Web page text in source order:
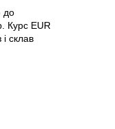
до
Курс EUR
склав